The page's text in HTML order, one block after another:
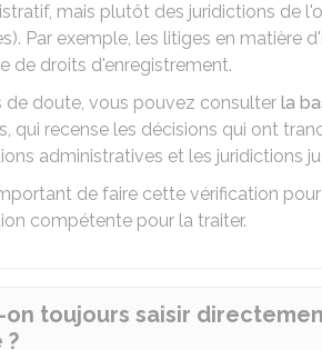
mais plutôt des juridictions de
Par exemple, les litiges en matière
de droits d'enregistrement.
de doute, vous pouvez consulter la
qui recense les décisions qui ont
administratives et les juridictions
de faire cette vérification
compétente pour la traiter.
on toujours saisir
?